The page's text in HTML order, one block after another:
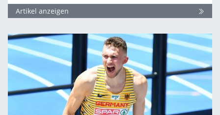
Artikel anzeigen